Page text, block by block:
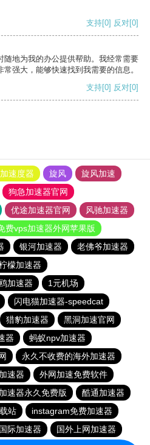
支持[0] 反对[0]
随地为我的办公提供帮助。我经常需要
强大，能够快速找到我需要的信息。
支持[0] 反对[0]
速度器 旋风
旋风加速
狗急加速器官网
优途加速器官网
风驰加速器
费vps加速器外网苹果版
银河加速器
老佛爷加速器
檬加速器
加速器
1元机场
闪电猫加速器-speedcat
猎豹加速器
黑洞加速官网
器
蚂蚁npv加速器
永久不收费的海外加速器
速器
外网加速免费软件
速器永久免费版
酷通加速器
站
instagram免费加速器
际加速器
国外上网加速器